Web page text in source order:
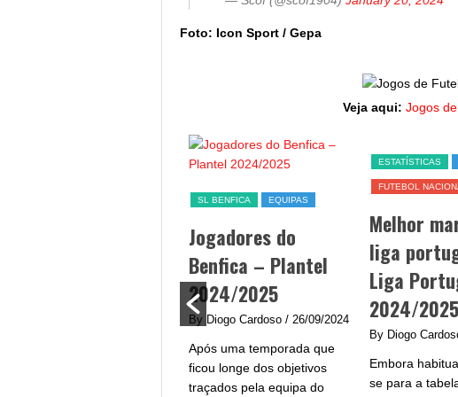
Foto: Icon Sport / Gepa
Veja aqui: Jogos
SL BENFICA EQUIPAS
Jogadores do
Benfica – Plantel
2024/2025
By Diogo Cardoso / 26/09/2024
Após uma temporada que
ficou longe dos objetivos
traçados pela equipa do
ESTATÍSTICAS
FUTEBOL
Melhor
liga
Liga
2024/2025
By Diogo
Embora
se para a